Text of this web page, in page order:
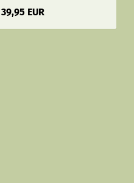
39,95 EUR